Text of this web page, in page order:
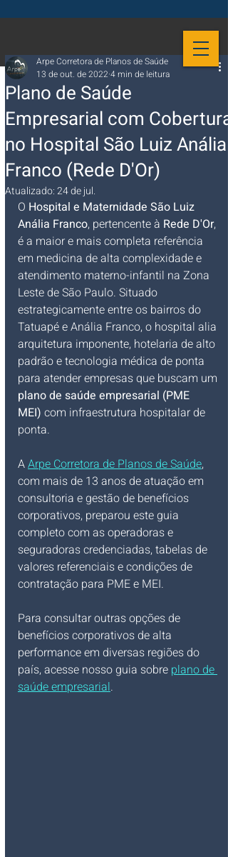
Plano de Saúde
Empresarial com Cobertura
no Hospital São Luiz Anália
Franco (Rede D'Or)
Arpe Corretora de Planos de Saúde
13 de out. de 2022 4 min de leitura
Atualizado:24 de jul.
O Hospital e Maternidade São Luiz
Anália Franco, pertencente à Rede D'Or,
é a maior e mais completa referência
em medicina de alta complexidade e
atendimento materno-infantil na Zona
Leste de São Paulo. Situado
estrategicamente entre os bairros do
Tatuapé e Anália Franco, o hospital alia
arquitetura imponente, hotelaria de alto
padrão e tecnologia médica de ponta
para atender empresas que buscam um
plano de saúde empresarial (PME
MEI) com infraestrutura hospitalar de
ponta.
A Arpe Corretora de Planos de Saúde,
com mais de 13 anos de atuação em
consultoria e gestão de benefícios
corporativos, preparou este guia
completo com as operadoras e
seguradoras credenciadas, tabelas de
valores referenciais e condições de
contratação para PME e MEI.
Para consultar outras opções de
benefícios corporativos de alta
performance em diversas regiões do
país, acesse nosso guia sobre plano de
saúde empresarial.